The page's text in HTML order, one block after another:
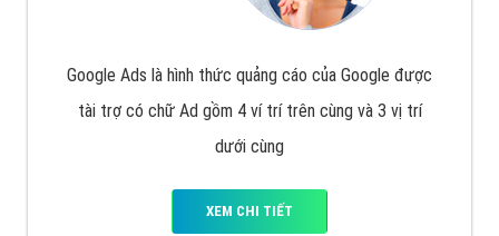
Google Ads là hình thức quảng cáo của Google được
tài trợ có chữ Ad gồm 4 ví trí trên cùng và 3 vị trí
dưới cùng
XEM CHI TIẾT